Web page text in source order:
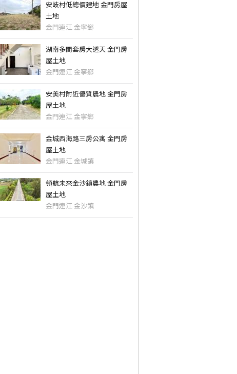
安岐村低總價建地 金門房屋
土地
金門連江 金寧鄉
湖南多間套房大透天 金門房
屋土地
金門連江 金寧鄉
安美村附近優質農地 金門房
屋土地
金門連江 金寧鄉
金城西海路三房公寓 金門房
屋土地
金門連江 金城鎮
領航未來金沙鎮農地 金門房
屋土地
金門連江 金沙鎮